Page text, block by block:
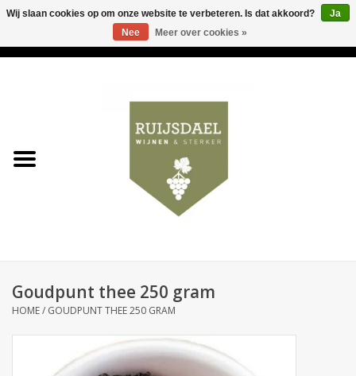
& sterker
Contact
Goudpunt thee 250 gram
HOME/ GOUDPUNT THEE 250 GRAM
Wij slaan cookies op om onze website te verbeteren. Is dat akkoord?
Ja
Nee
Meer over cookies »